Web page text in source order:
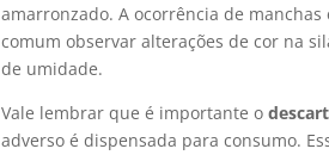
amarronzado. A ocorrência de
comum observar alterações de cor na
de umidade.
Vale lembrar que é importante o
adverso é dispensada para consumo.